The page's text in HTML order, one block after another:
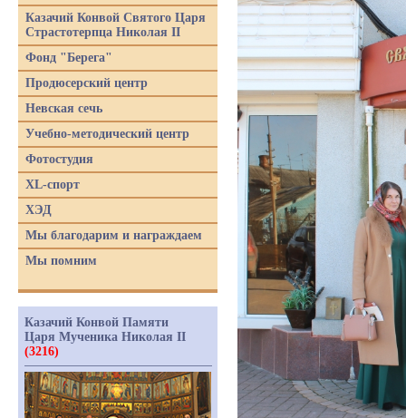
Казачий Конвой Святого Царя
Страстотерпца Николая II
Фонд "Берега"
Продюсерский центр
Невская сечь
Учебно-методический центр
Фотостудия
XL-спорт
ХЭД
Мы благодарим и награждаем
Мы помним
Казачий Конвой Памяти
Царя Мученика Николая II
(3216)